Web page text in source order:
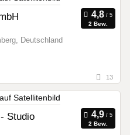
2 Bew.
Deutschland
13
Studio
2 Bew.